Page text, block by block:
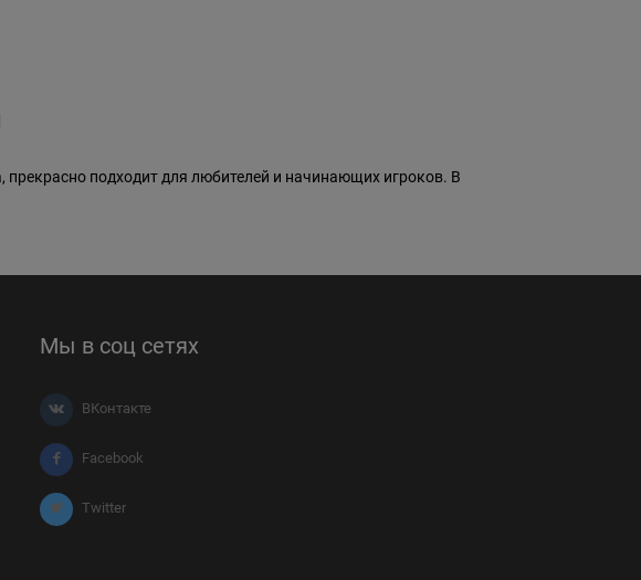
прекрасно подходит для любителей и начинающих игроков. В
Мы в соц сетях
ВКонтакте
Facebook
Twitter